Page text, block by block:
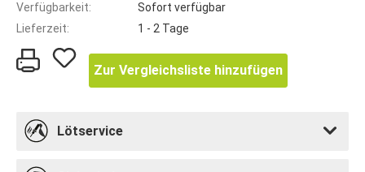
Verfügbarkeit:
Sofort verfügbar
Lieferzeit:
1 - 2 Tage
Zur Vergleichsliste hinzufügen
Lötservice